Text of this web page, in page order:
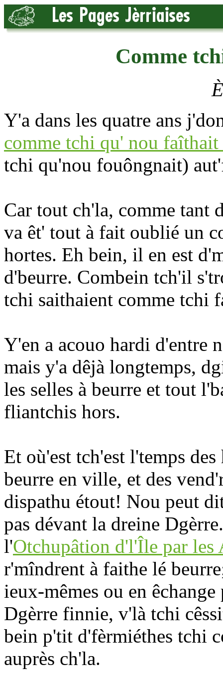
Comme
Y'a dans les quatre ans
comme tchi qu' nou
tchi qu'nou fouôngnait)
Car tout ch'la, comme tant
va êt' tout à fait oublié un
hortes. Eh bein, il en est
d'beurre. Combein tch'il
tchi saithaient comme tchi
Y'en a acouo hardi d'entre
mais y'a dêjà longtemps,
les selles à beurre et tout
fliantchis hors.
Et où'est tch'est l'temps
beurre en ville, et des
dispathu étout! Nou peut
pas dévant la dreine
l'Otchupâtion d'l'Île par les
r'mîndrent à faithe lé
ieux-mêmes ou en
Dgèrre finnie, v'là tchi
bein p'tit d'fèrmiéthes tchi
auprès ch'la.